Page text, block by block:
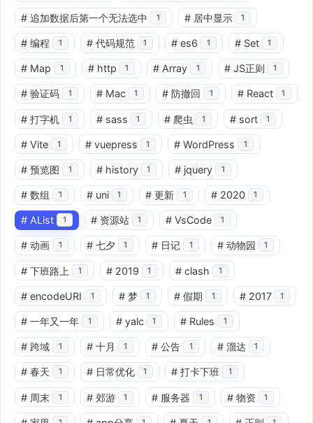
# 追加数据后第一个无法选中 1 # 居中显示 1
# 编程 1 # 代码规范 1 # es6 1 # Set 1
# Map 1 # http 1 # Array 1 # JS正则 1
# 验证码 1 # Mac 1 # 防撤回 1 # React 1
# 打字机 1 # sass 1 # 爬虫 1 # sort 1
# Vite 1 # vuepress 1 # WordPress 1
# 预览图 1 # history 1 # jquery 1
# 数组 1 # uni 1 # 更新 1 # 2020 1
# AList 1 # 资源站 1 # VsCode 1
# 动画 1 # 七夕 1 # 日记 1 # 动物园 1
# 下班路上 1 # 2019 1 # clash 1
# encodeURI 1 # 梦 1 # 假期 1 # 2017 1
# 一年又一年 1 # yalc 1 # Rules 1
# 跨域 1 # 十月 1 # 公告 1 # 溜达 1
# 春天 1 # 日常优化 1 # 打卡下班 1
# 周末 1 # 郊游 1 # 服务器 1 # 物资 1